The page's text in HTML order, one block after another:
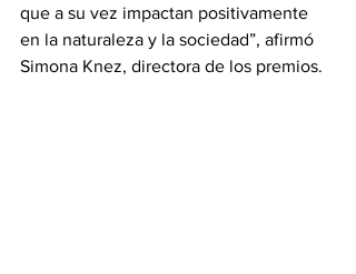
que a su vez impactan positivamente
en la naturaleza y la sociedad”, afirmó
Simona Knez, directora de los premios.